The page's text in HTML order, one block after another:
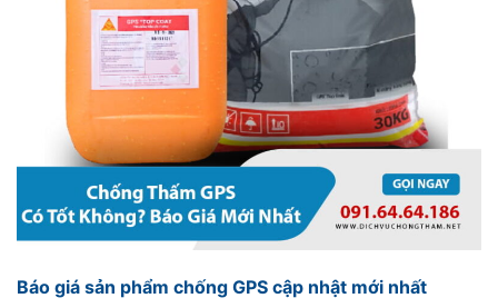
Báo giá sản phẩm chống GPS cập nhật mới nhất